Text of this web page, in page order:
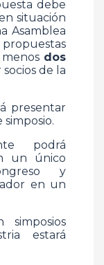
debe
situación
Asamblea
dos
de la
presentar
podrá
un único
y
en un
simposios
estará